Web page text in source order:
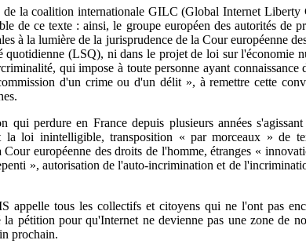
la coalition internationale GILC (Global Internet
de ce texte : ainsi, le groupe européen des autorités de
à la lumière de la jurisprudence de la Cour européenne
(LSQ), ni dans le projet de loi sur l'économie
qui impose à toute personne ayant
d'un crime ou d'un délit », à remettre cette
qui perdure en France depuis plusieurs années
loi inintelligible, transposition « par morceaux » de
européenne des droits de l'homme, étranges «
», autorisation de l'auto-incrimination et de
appelle tous les collectifs et citoyens qui ne l'ont pas
pétition pour qu'Internet ne devienne pas une zone de
prochain.